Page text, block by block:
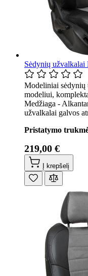
Sėdynių užvalkalai
Modeliniai sėdynių
modeliui,
Medžiaga -
užvalkalai galvos
Pristatymo
219,00 €
Į krepšelį